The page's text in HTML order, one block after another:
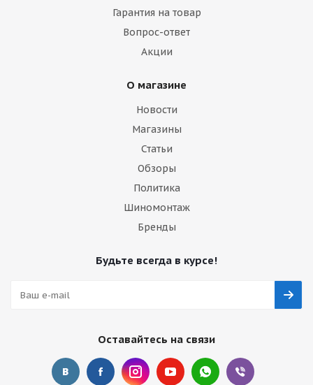
Гарантия на товар
Вопрос-ответ
Акции
О магазине
Новости
Магазины
Статьи
Обзоры
Политика
Шиномонтаж
Бренды
Будьте всегда в курсе!
Оставайтесь на связи